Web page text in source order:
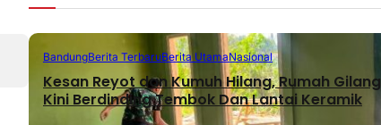
BandungBerita TerbaruBerita UtamaNasional
Kesan Reyot dan Kumuh Hilang, Rumah Gilang
Kini Berdinding Tembok Dan Lantai Keramik